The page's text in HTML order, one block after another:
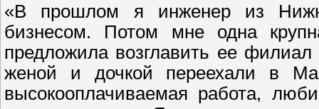
«В прошлом я инженер из
бизнесом. Потом мне одна
предложила возглавить ее
женой и дочкой переехали в
высокооплачиваемая работа,